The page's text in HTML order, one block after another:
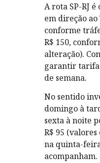
A rota SP-RJ
em direção
conforme
R$ 150,
alteração).
garantir
de semana.
No sentido
domingo à
sexta à noite
R$ 95
na quinta-
acompanham.